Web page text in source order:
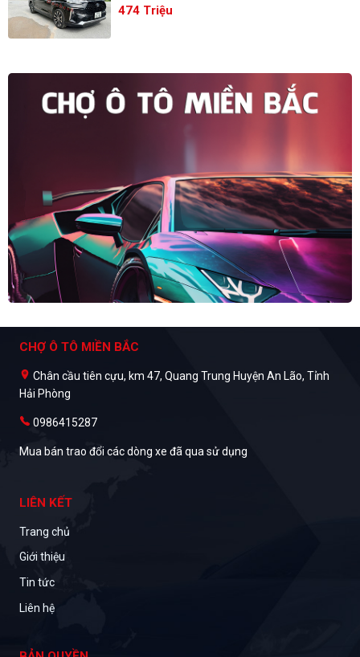
474 Triệu
CHỢ Ô TÔ MIỀN BẮC
Chân cầu tiên cựu, km 47, Quang Trung Huyện An Lão, Tỉnh
Hải Phòng
0986415287
Mua bán trao đổi các dòng xe đã qua sử dụng
LIÊN KẾT
Trang chủ
Giới thiệu
Tin tức
Liên hệ